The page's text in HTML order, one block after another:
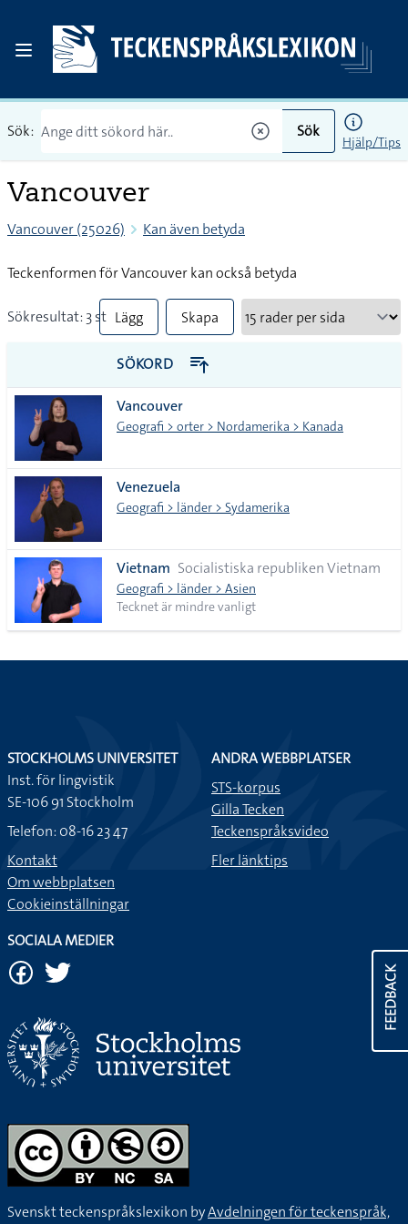
Sök: Sök
Hjälp/Tips
Vancouver
Vancouver (25026) Kan även betyda
Teckenformen för Vancouver kan också betyda
Sökresultat: 3 st Lägg
till
alla i
lista
Skapa
PDF
SÖKORD
Vancouver
Geografi > orter > Nordamerika > Kanada
Venezuela
Geografi > länder > Sydamerika
Vietnam Socialistiska republiken Vietnam
Geografi > länder > Asien
Tecknet är mindre vanligt
FEEDBACK
STOCKHOLMS UNIVERSITET
Inst. för lingvistik
SE-106 91 Stockholm
Telefon: 08-16 23 47
Kontakt
Om webbplatsen
Cookieinställningar
ANDRA WEBBPLATSER
STS-korpus
Gilla Tecken
Teckenspråksvideo
Fler länktips
SOCIALA MEDIER
Svenskt teckenspråkslexikon byAvdelningen för teckenspråk,